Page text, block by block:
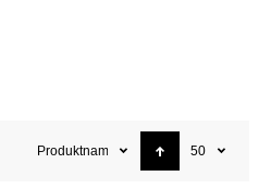
Produktname 50